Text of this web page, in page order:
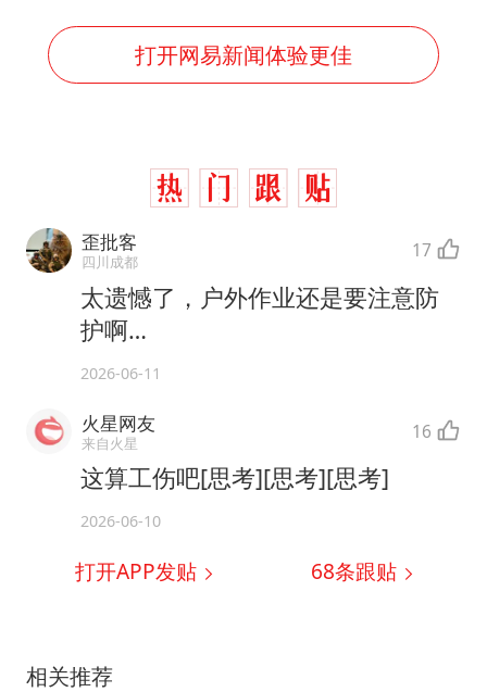
打开网易新闻体验更佳
歪批客
四川成都 17
太遗憾了，户外作业还是要注意防
护啊…
2026-06-11
火星网友
来自火星 16
这算工伤吧[思考][思考][思考]
2026-06-10
打开APP发贴 68条跟贴
相关推荐